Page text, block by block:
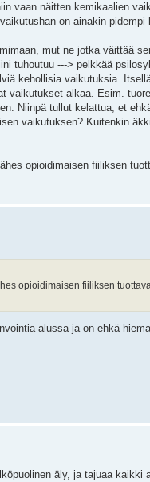
vaan näitten kemikaalien
on ainakin pidempi
mut ne jotka väittää
tuhoutuu ---> pelkkää
kehollisia vaikutuksia.
vaikutukset alkaa. Esim.
Niinpä tullut kelattua, et
vaikutuksen? Kuitenkin
opioidimaisen fiiliksen
opioidimaisen fiiliksen
alussa ja on ehkä
äly, ja tajuaa